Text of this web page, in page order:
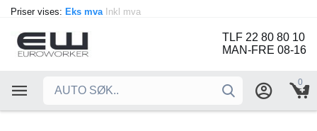
Priser vises: Eks mva Inkl mva
TLF 22 80 80 10
MAN-FRE 08-16
0